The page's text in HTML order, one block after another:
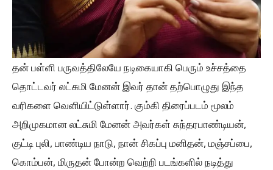
தன் பள்ளி பருவத்திலேயே நடிகையாகி பெரும் உச்சத்தை
தொட்டவர் லட்சுமி மேனன் இவர் தான் தற்பொழுது இந்த
வரிகளை வெளியிட்டுள்ளார். கும்கி திரைப்படம் மூலம்
அறிமுகமான லட்சுமி மேனன் அவர்கள் சுந்தரபாண்டியன்,
குட்டி புலி, பாண்டிய நாடு, நான் சிகப்பு மனிதன், மஞ்சப்பை,
கொம்பன், மிருதன் போன்ற வெற்றி படங்களில் நடித்து